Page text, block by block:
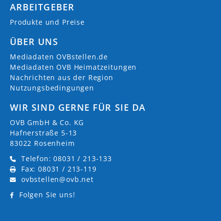
ARBEITGEBER
Produkte und Preise
ÜBER UNS
Mediadaten OVBstellen.de
Mediadaten OVB Heimatzeitungen
Nachrichten aus der Region
Nutzungsbedingungen
WIR SIND GERNE FÜR SIE DA
OVB GmbH & Co. KG
Hafnerstraße 5-13
83022 Rosenheim
Telefon: 08031 / 213-133
Fax: 08031 / 213-119
ovbstellen@ovb.net
Folgen Sie uns!